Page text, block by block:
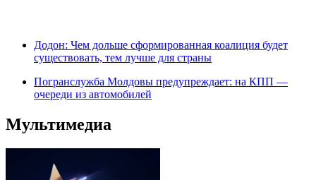
Додон: Чем дольше сформированная коалиция будет
существовать, тем лучше для страны
Погранслужба Молдовы предупреждает: на КПП —
очереди из автомобилей
Мультимедиа